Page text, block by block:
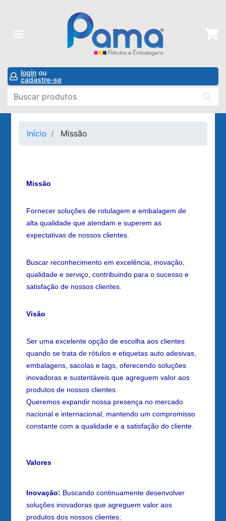
login ou
cadastre-se
Início Missão
Missão
Fornecer soluções de rotulagem e embalagem de
alta qualidade que atendam e superem as
expectativas de nossos clientes.
Buscar reconhecimento em excelência, inovação,
qualidade e serviço, contribuindo para o sucesso e
satisfação de nossos clientes.
Visão
Ser uma excelente opção de escolha aos clientes
quando se trata de rótulos e etiquetas auto adesivas,
embalagens, sacolas e tags, oferecendo soluções
inovadoras e sustentáveis que agreguem valor aos
produtos de nossos clientes.
Queremos expandir nossa presença no mercado
nacional e internacional, mantendo um compromisso
constante com a qualidade e a satisfação do cliente.
Valores
Inovação: Buscando continuamente desenvolver
soluções inovadoras que agreguem valor aos
produtos dos nossos clientes;